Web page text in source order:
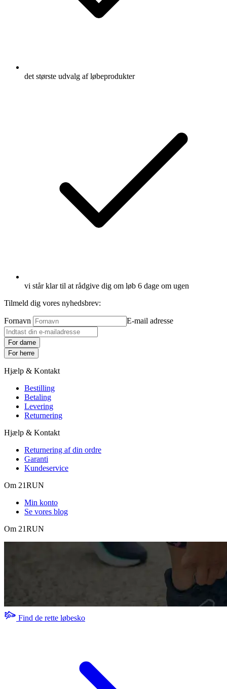
det største udvalg af løbeprodukter
vi står klar til at rådgive dig om løb 6 dage om ugen
Tilmeld dig vores nyhedsbrev:
Fornavn E-mail adresse
For dame
For herre
Hjælp & Kontakt
Bestilling
Betaling
Levering
Returnering
Hjælp & Kontakt
Returnering af din ordre
Garanti
Kundeservice
Om 21RUN
Min konto
Se vores blog
Om 21RUN
Find de rette løbesko